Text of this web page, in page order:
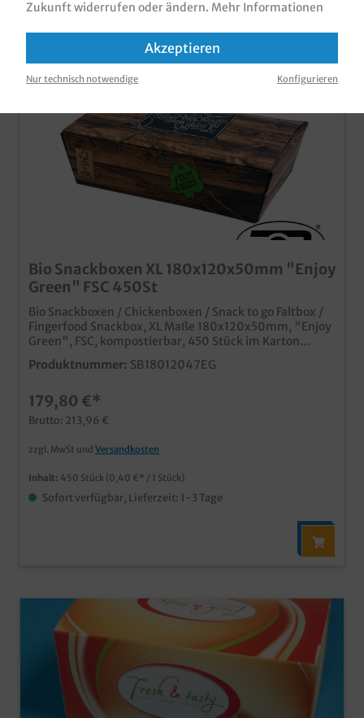
Bio Snackboxen XL 180x120x50mm "Enjoy
Green" FSC 450St
Bio Snackboxen / Chickenboxen / Snack to go Faltbox /
Fingerfood Snackbox, XL Maße 180x120x50mm, "Enjoy
Green", FSC, kompostierbar, 450 Stück im Karton
Stylische Snackbox mit "Enjoy Green" Neutraldruck im
rustikalen Holzdesign Hartpapier FSC zertifiziert mit
Chicken Nuggets & Wings, Snacks usw., Qualität Made
in Germany, dadurch auch klimafreuntliche
Bezugswege schon ab 25.000 Stück in Ihrem
Neutralmotiv bedruckbar
Produktnummer: SB18012047EG
179,80 €*
Brutto: 213,96 €
zzgl. MwSt und Versandkosten
Inhalt: 450 Stück (0,40 €* / 1 Stück)
Sofort verfügbar, Lieferzeit: 1-3 Tage
Zukunft widerrufen oder ändern. Mehr Informationen
Akzeptieren
Nur technisch notwendige Konfigurieren